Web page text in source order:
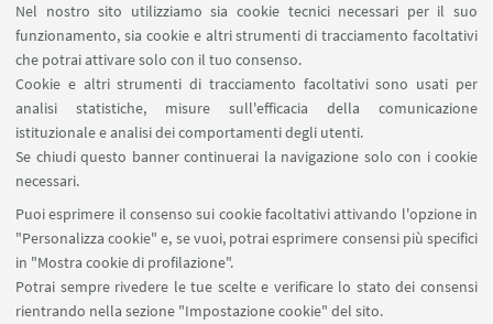
Nel nostro sito utilizziamo sia cookie tecnici necessari per il suo
funzionamento, sia cookie e altri strumenti di tracciamento facoltativi
che potrai attivare solo con il tuo consenso.
Cookie e altri strumenti di tracciamento facoltativi sono usati per
analisi statistiche, misure sull'efficacia della comunicazione
istituzionale e analisi dei comportamenti degli utenti.
Se chiudi questo banner continuerai la navigazione solo con i cookie
necessari.
Puoi esprimere il consenso sui cookie facoltativi attivando l'opzione in
"Personalizza cookie" e, se vuoi, potrai esprimere consensi più specifici
in "Mostra cookie di profilazione".
Potrai sempre rivedere le tue scelte e verificare lo stato dei consensi
rientrando nella sezione "Impostazione cookie" del sito.
18:00 - 20:00
SALA NERA
Piano Primo
Palazzo Marchesini
Via Marsala, 26 - Bologna
Lezione facoltativa per i Collegiali della coorte
d'ingresso 2021/22 - obbligatoria per tutti gli altri
Collegiali